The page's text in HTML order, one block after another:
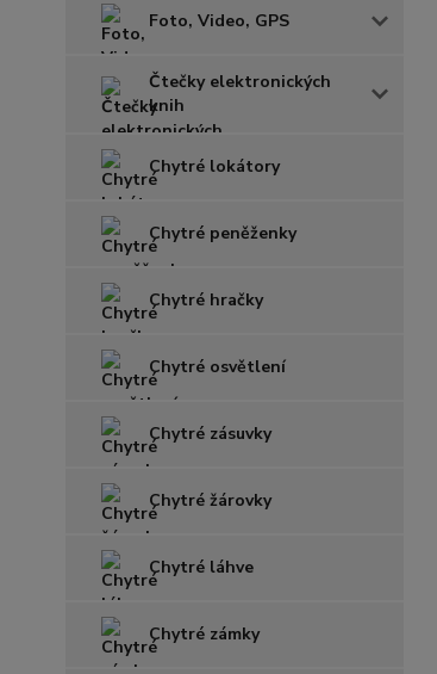
Foto, Video, GPS
Čtečky elektronických
knih
Chytré lokátory
Chytré peněženky
Chytré hračky
Chytré osvětlení
Chytré zásuvky
Chytré žárovky
Chytré láhve
Chytré zámky